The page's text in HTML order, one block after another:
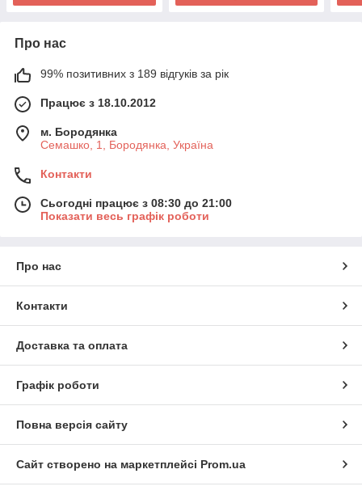
Про нас
99% позитивних з 189 відгуків за рік
Працює з 18.10.2012
м. Бородянка
Семашко, 1, Бородянка, Україна
Контакти
Сьогодні працює з 08:30 до 21:00
Показати весь графік роботи
Про нас
Контакти
Доставка та оплата
Графік роботи
Повна версія сайту
Сайт створено на маркетплейсі Prom.ua